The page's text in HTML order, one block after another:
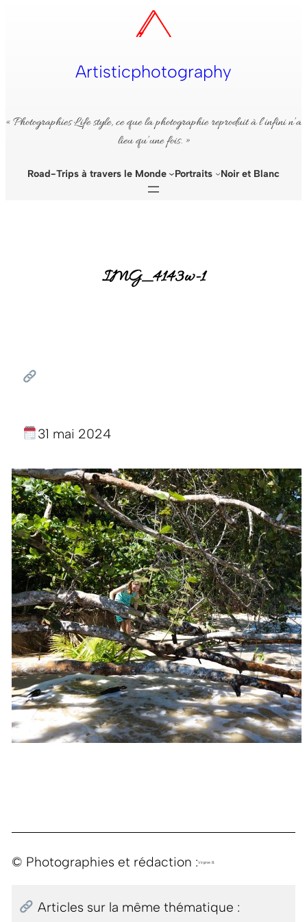
Artisticphotography
« Photographies Life style, ce que la photographie reproduit à l’infini n’a
lieu qu’une fois. »
Road-Trips à travers le Monde Portraits Noir et Blanc
IMG_4143w-1
31 mai 2024
© Photographies et rédaction :Virginie B.
Articles sur la même thématique :